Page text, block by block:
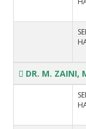
DR. M. ZAINI,